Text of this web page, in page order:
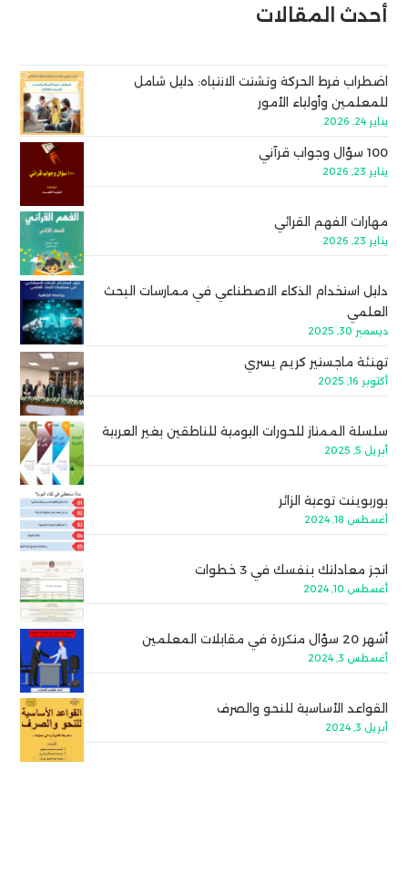
أحدث المقالات
اضطراب فرط الحركة وتشتت الانتباه: دليل شامل
للمعلمين وأولياء الأمور
يناير 24, 2026
100 سؤال وجواب قرآني
يناير 23, 2026
مهارات الفهم القرائي
يناير 23, 2026
دليل استخدام الذكاء الاصطناعي في ممارسات البحث
العلمي
ديسمبر 30, 2025
تهنئة ماجستير كريم يسري
أكتوبر 16, 2025
سلسلة الممتاز للحورات اليومية للناطقين بغير العربية
أبريل 5, 2025
بوربوينت توعية الزائر
أغسطس 18, 2024
انجز معادلتك بنفسك في 3 خطوات
أغسطس 10, 2024
أشهر 20 سؤال متكررة في مقابلات المعلمين
أغسطس 3, 2024
القواعد الأساسية للنحو والصرف
أبريل 3, 2024